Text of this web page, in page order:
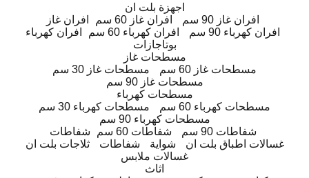
اجهزة بلت ان
افران غاز
افران غاز 60 سم
افران غاز 90 سم
افران كهرباء
افران كهرباء 60 سم
افران كهرباء 90 سم
بوتاجازات
مسطحات غاز
مسطحات غاز 30 سم
مسطحات غاز 60 سم
مسطحات غاز 90 سم
مسطحات كهرباء
مسطحات كهرباء 30 سم
مسطحات كهرباء 60 سم
مسطحات كهرباء 90 سم
شفاطات
شفاطات 60 سم
شفاطات 90 سم
ثلاجات بلت ان
شفاطات شواية
غسالات اطباق بلت ان
غسالات ملابس
اثاث